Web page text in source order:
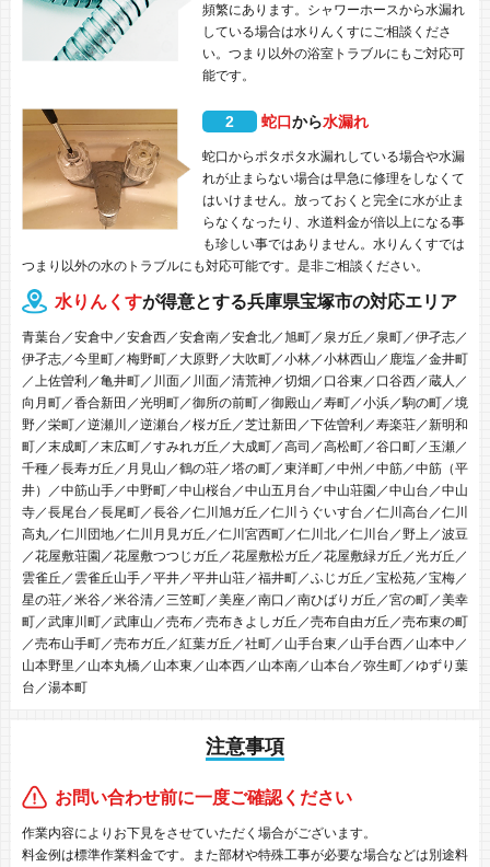
頻繁にあります。シャワーホースから水漏れ
している場合は水りんくすにご相談くださ
い。つまり以外の浴室トラブルにもご対応可
能です。
2 蛇口から水漏れ
蛇口からポタポタ水漏れしている場合や水漏
れが止まらない場合は早急に修理をしなくて
はいけません。放っておくと完全に水が止ま
らなくなったり、水道料金が倍以上になる事
も珍しい事ではありません。水りんくすでは
つまり以外の水のトラブルにも対応可能です。是非ご相談ください。
水りんくすが得意とする兵庫県宝塚市の対応エリア
青葉台／安倉中／安倉西／安倉南／安倉北／旭町／泉ガ丘／泉町／伊孑志／
伊孑志／今里町／梅野町／大原野／大吹町／小林／小林西山／鹿塩／金井町
／上佐曽利／亀井町／川面／川面／清荒神／切畑／口谷東／口谷西／蔵人／
向月町／香合新田／光明町／御所の前町／御殿山／寿町／小浜／駒の町／境
野／栄町／逆瀬川／逆瀬台／桜ガ丘／芝辻新田／下佐曽利／寿楽荘／新明和
町／末成町／末広町／すみれガ丘／大成町／高司／高松町／谷口町／玉瀬／
千種／長寿ガ丘／月見山／鶴の荘／塔の町／東洋町／中州／中筋／中筋（平
井）／中筋山手／中野町／中山桜台／中山五月台／中山荘園／中山台／中山
寺／長尾台／長尾町／長谷／仁川旭ガ丘／仁川うぐいす台／仁川高台／仁川
高丸／仁川団地／仁川月見ガ丘／仁川宮西町／仁川北／仁川台／野上／波豆
／花屋敷荘園／花屋敷つつじガ丘／花屋敷松ガ丘／花屋敷緑ガ丘／光ガ丘／
雲雀丘／雲雀丘山手／平井／平井山荘／福井町／ふじガ丘／宝松苑／宝梅／
星の荘／米谷／米谷清／三笠町／美座／南口／南ひばりガ丘／宮の町／美幸
町／武庫川町／武庫山／売布／売布きよしガ丘／売布自由ガ丘／売布東の町
／売布山手町／売布ガ丘／紅葉ガ丘／社町／山手台東／山手台西／山本中／
山本野里／山本丸橋／山本東／山本西／山本南／山本台／弥生町／ゆずり葉
台／湯本町
注意事項
お問い合わせ前に一度ご確認ください
作業内容によりお下見をさせていただく場合がございます。
料金例は標準作業料金です。また部材や特殊工事が必要な場合などは別途料